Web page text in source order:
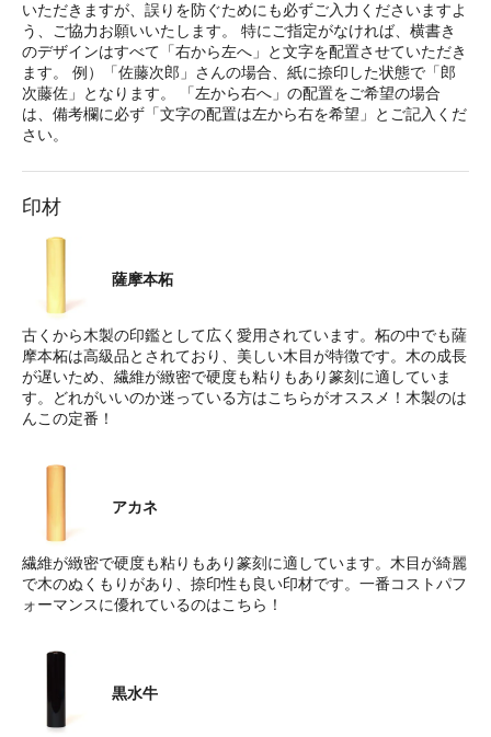
いただきますが、誤りを防ぐためにも必ずご入力くださいますよ
う、ご協力お願いいたします。 特にご指定がなければ、横書き
のデザインはすべて「右から左へ」と文字を配置させていただき
ます。 例）「佐藤次郎」さんの場合、紙に捺印した状態で「郎
次藤佐」となります。 「左から右へ」の配置をご希望の場合
は、備考欄に必ず「文字の配置は左から右を希望」とご記入くだ
さい。
印材
薩摩本柘
古くから木製の印鑑として広く愛用されています。柘の中でも薩
摩本柘は高級品とされており、美しい木目が特徴です。木の成長
が遅いため、繊維が緻密で硬度も粘りもあり篆刻に適していま
す。どれがいいのか迷っている方はこちらがオススメ！木製のは
んこの定番！
アカネ
繊維が緻密で硬度も粘りもあり篆刻に適しています。木目が綺麗
で木のぬくもりがあり、捺印性も良い印材です。一番コストパフ
ォーマンスに優れているのはこちら！
黒水牛